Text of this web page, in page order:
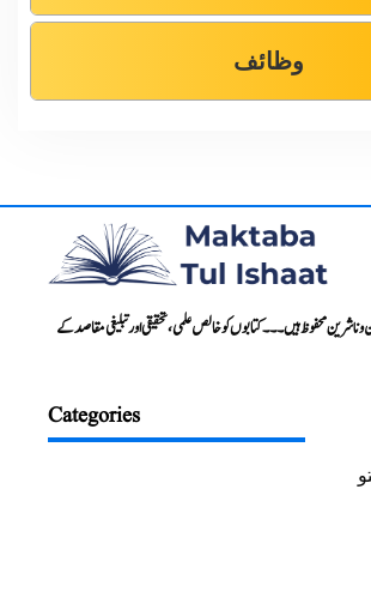
وظائف
محفوظ ہیں۔۔۔ کتابوں کو خالص علمی، تحقیقی اور تبلیغی مقاصد کے
Categories